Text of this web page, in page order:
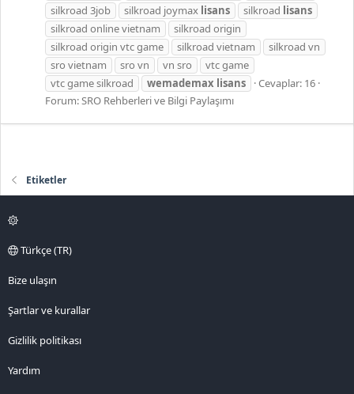
silkroad 3job
silkroad joymax lisans silkroad lisans
silkroad online vietnam
silkroad origin
silkroad origin vtc game
silkroad vietnam
silkroad vn
sro vietnam
sro vn vn sro
vtc game
vtc game silkroad
wemademax lisans
Cevaplar: 16
Forum:SRO Rehberleri ve Bilgi Paylaşımı
Etiketler
Türkçe (TR)
Bize ulaşın
Şartlar ve kurallar
Gizlilik politikası
Yardım